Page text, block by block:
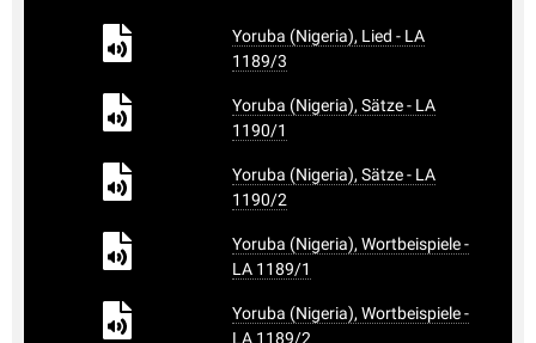
Yoruba (Nigeria), Lied - LA
1189/3
Yoruba (Nigeria), Sätze - LA
1190/1
Yoruba (Nigeria), Sätze - LA
1190/2
Yoruba (Nigeria), Wortbeispiele -
LA 1189/1
Yoruba (Nigeria), Wortbeispiele -
LA 1189/2